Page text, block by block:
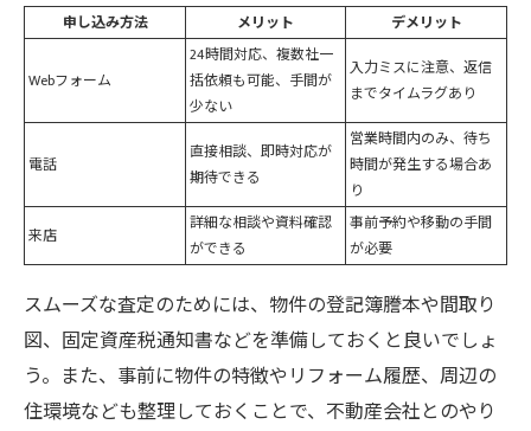
申し込み方法 メリット デメリット
Webフォーム
24時間対応、複数社一
括依頼も可能、手間が
少ない
入力ミスに注意、返信
までタイムラグあり
電話
直接相談、即時対応が
期待できる
営業時間内のみ、待ち
時間が発生する場合あ
り
来店
詳細な相談や資料確認
ができる
事前予約や移動の手間
が必要
スムーズな査定のためには、物件の登記簿謄本や間取り
図、固定資産税通知書などを準備しておくと良いでしょ
う。また、事前に物件の特徴やリフォーム履歴、周辺の
住環境なども整理しておくことで、不動産会社とのやり